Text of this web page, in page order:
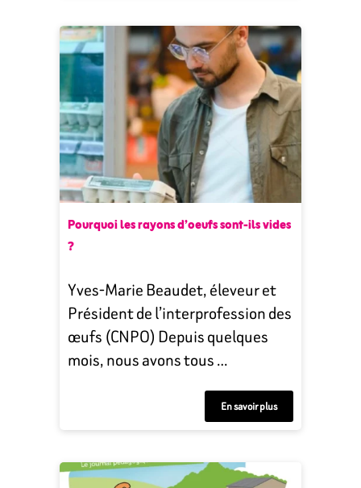
Pourquoi les rayons d’oeufs sont-ils vides
?
Yves-Marie Beaudet, éleveur et
Président de l’interprofession des
œufs (CNPO) Depuis quelques
mois, nous avons tous …
En savoir plus